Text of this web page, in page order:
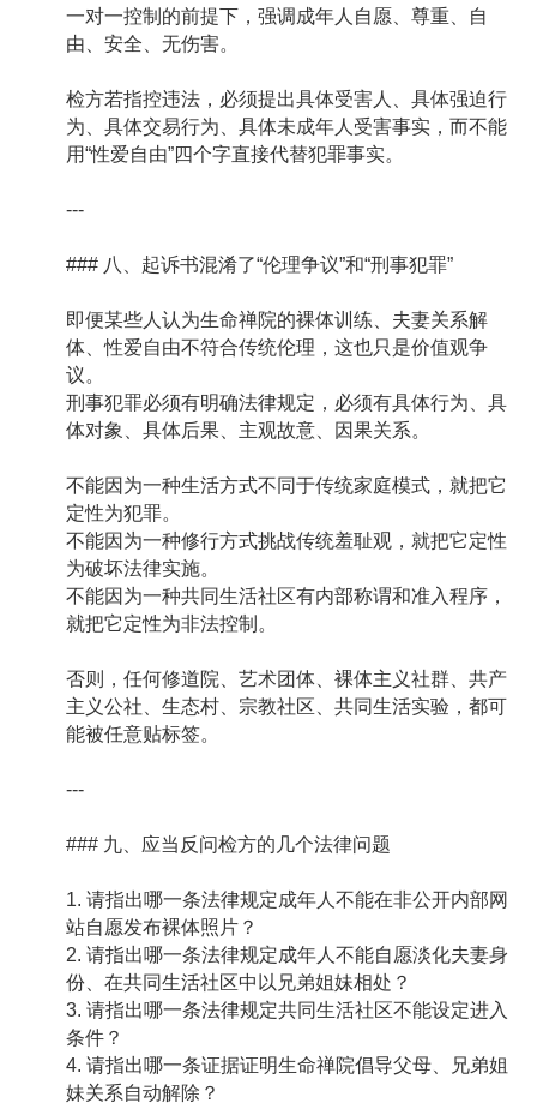
一对一控制的前提下，强调成年人自愿、尊重、自
由、安全、无伤害。
检方若指控违法，必须提出具体受害人、具体强迫行
为、具体交易行为、具体未成年人受害事实，而不能
用“性爱自由”四个字直接代替犯罪事实。
---
### 八、起诉书混淆了“伦理争议”和“刑事犯罪”
即便某些人认为生命禅院的裸体训练、夫妻关系解
体、性爱自由不符合传统伦理，这也只是价值观争
议。
刑事犯罪必须有明确法律规定，必须有具体行为、具
体对象、具体后果、主观故意、因果关系。
不能因为一种生活方式不同于传统家庭模式，就把它
定性为犯罪。
不能因为一种修行方式挑战传统羞耻观，就把它定性
为破坏法律实施。
不能因为一种共同生活社区有内部称谓和准入程序，
就把它定性为非法控制。
否则，任何修道院、艺术团体、裸体主义社群、共产
主义公社、生态村、宗教社区、共同生活实验，都可
能被任意贴标签。
---
### 九、应当反问检方的几个法律问题
1. 请指出哪一条法律规定成年人不能在非公开内部网
站自愿发布裸体照片？
2. 请指出哪一条法律规定成年人不能自愿淡化夫妻身
份、在共同生活社区中以兄弟姐妹相处？
3. 请指出哪一条法律规定共同生活社区不能设定进入
条件？
4. 请指出哪一条证据证明生命禅院倡导父母、兄弟姐
妹关系自动解除？